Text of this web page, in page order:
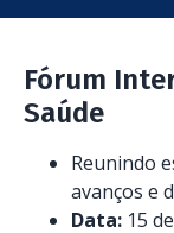
Fórum
Saúde
Reunindo
avanços e
Data: 15